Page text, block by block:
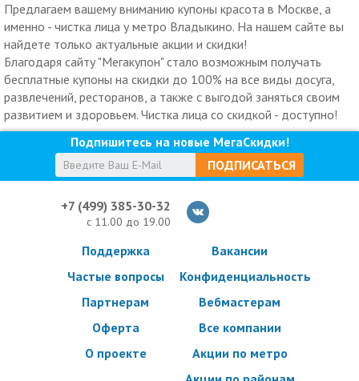
Предлагаем вашему вниманию купоны красота в Москве, а
именно - чистка лица у метро Владыкино. На нашем сайте вы
найдете только актуальные акции и скидки!
Благодаря сайту "Мегакупон" стало возможным получать
бесплатные купоны на скидки до 100% на все виды досуга,
развлечений, ресторанов, а также с выгодой заняться своим
развитием и здоровьем. Чистка лица со скидкой - доступно!
Подпишитесь на новые МегаСкидки!
ПОДПИСАТЬСЯ
+7 (499) 385-30-32
с 11.00 до 19.00
Поддержка
Частые вопросы
Партнерам
Оферта
О проекте
Вакансии
Конфиденциальность
Вебмастерам
Все компании
Акции по метро